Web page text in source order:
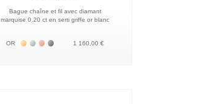
Bague chaîne et fil avec diamant
marquise 0.20 ct en serti griffe or blanc
OR Жёлтое золото 18К
Белое золото 18К
Розовое золото 18К
Чёрное золото 18К
1 160,00 €